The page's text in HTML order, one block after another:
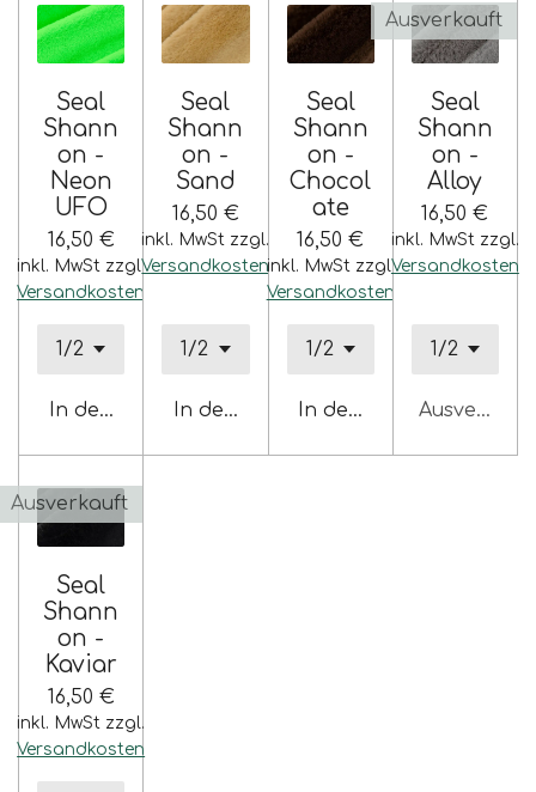
Seal
Shann
on -
Neon
UFO
16,50 €
inkl. MwSt zzgl.
Versandkosten
In den Warenkorb
Seal
Shann
on -
Sand
16,50 €
inkl. MwSt zzgl.
Versandkosten
In den Warenkorb
Seal
Shann
on -
Chocol
ate
16,50 €
inkl. MwSt zzgl.
Versandkosten
In den Warenkorb
Ausverkauft
Seal
Shann
on -
Alloy
16,50 €
inkl. MwSt zzgl.
Versandkosten
Ausverkauft
Ausverkauft
Seal
Shann
on -
Kaviar
16,50 €
inkl. MwSt zzgl.
Versandkosten